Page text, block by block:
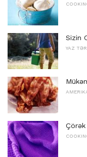
Sizin
YAZ
Çörək